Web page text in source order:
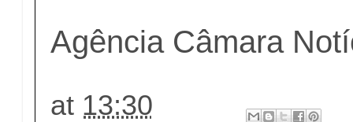
Agência Câmara
at 13:30